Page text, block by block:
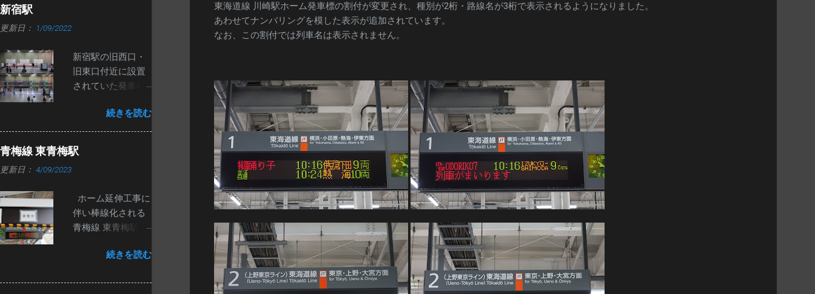
東海道線 川崎駅ホーム発車標の割付が変更され、種別が2桁・路線名が3桁で表示されるようになりました。
あわせてナンバリングを模した表示が追加されています。
なお、この割付では列車名は表示されません。
車標が導入される
のは初めてと思わ
れます。
新宿駅
更新日： 1/09/2022
新宿駅の旧西口・
旧東口付近に設置
されていた発車標
した。 改札口が移
動し、東西自由通
路ができたのが
2020年7月19日な
去になりました。
いずれ撤去される
とは思っていまし
きしたと思いま
続きを読む
青梅線 東青梅駅
更新日： 4/09/2023
ホーム延伸工事に
伴い棒線化される
青梅線 東青梅駅で
ホームに新しい発
した。 16ドット3
続きを読む